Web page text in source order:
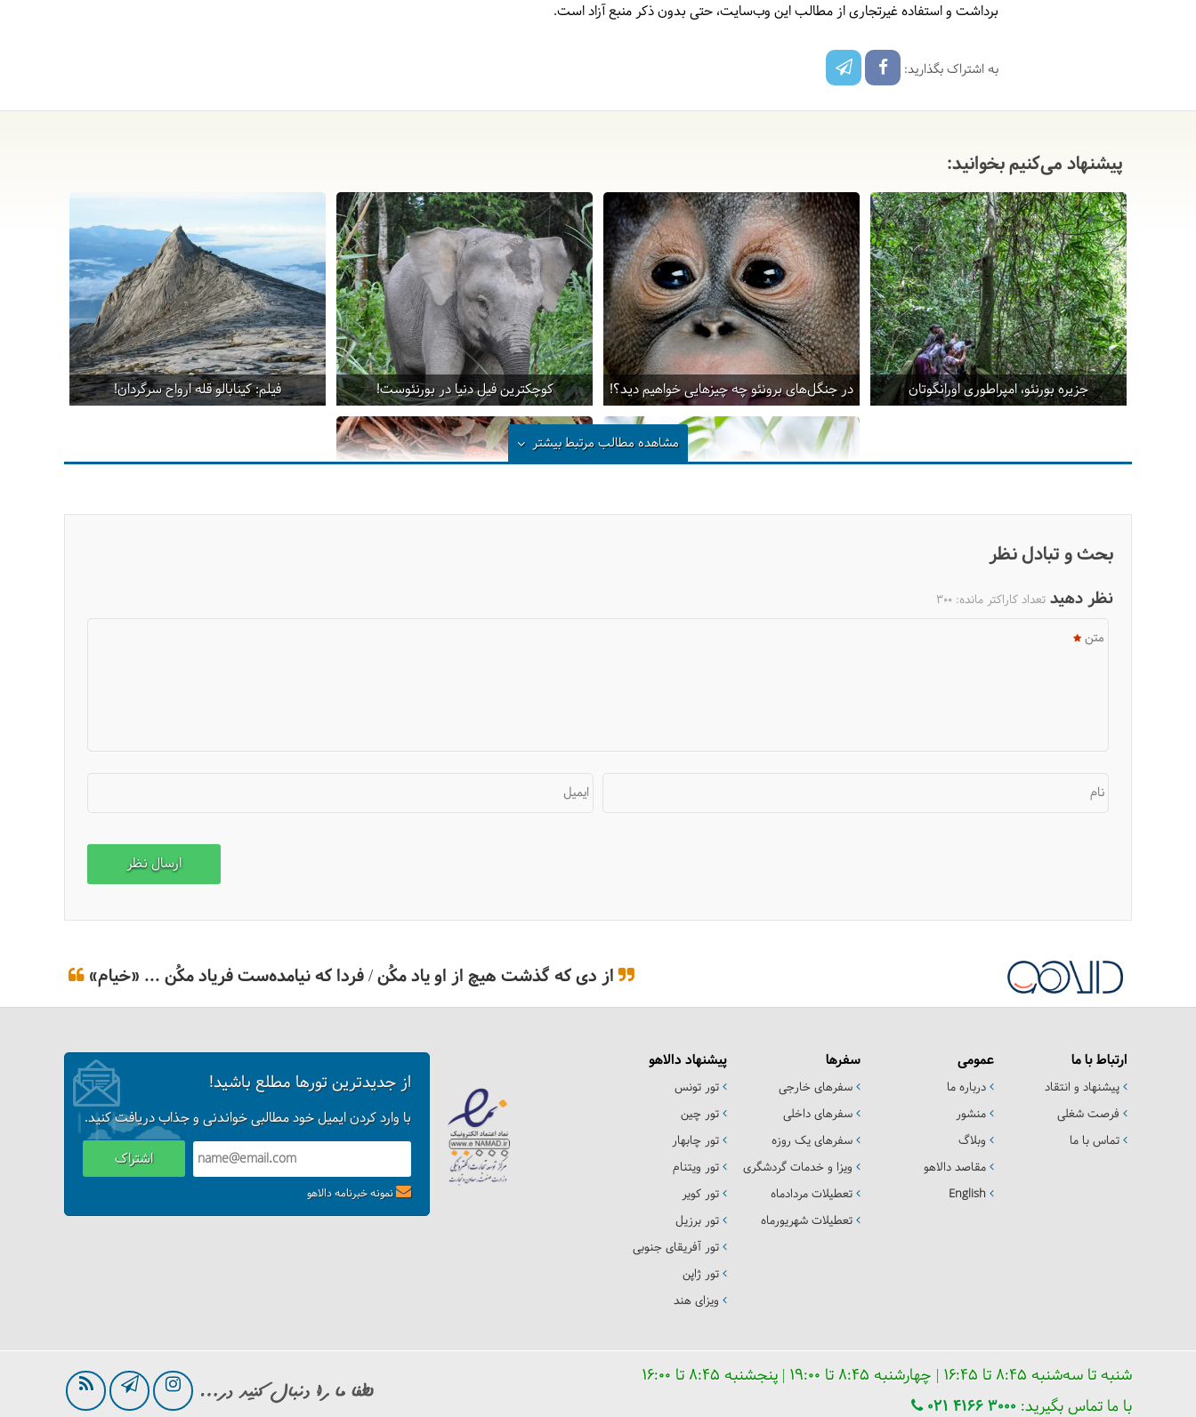
برداشت و استفاده غیرتجاری از مطالب این وب‌سایت، حتی بدون ذکر منبع آزاد است.
به اشتراک بگذارید:
پیشنهاد می‌کنیم بخوانید:
جزیره بورنئو، امپراطوری اورانگوتان در جنگل‌های برونئو چه چیز‌هایی خواهیم دید؟! کوچکترین فیل دنیا در بورنئو‌ست! فیلم: کینابالو قله ارواح سرگردان!
مشاهده مطالب مرتبطبیشتر
بحث و تبادل نظر
نظر دهید تعداد کاراکتر مانده: 300
متن
نام ایمیل
از دی که گذشت هیچ از او یاد مکُن / فردا که نیامده‌ست فریاد مکُن ... «خیام»
ارتباط با ما
پیشنهاد و انتقاد
فرصت شغلی
تماس با ما
عمومی
درباره ما
منشور
وبلاگ
مقاصد دالاهو
English
سفرها
سفرهای خارجی
سفرهای داخلی
سفرهای یک روزه
ویزا و خدمات گردشگری
تعطیلات مردادماه
تعطیلات شهریورماه
پیشنهاد دالاهو
تور تونس
تور چین
تور چابهار
تور ویتنام
تور کویر
تور برزیل
تور آفریقای جنوبی
تور ژاپن
ویزای هند
از جدیدترین تورها مطلع باشید!
با وارد کردن ایمیل خود مطالبی خواندنی و جذاب دریافت کنید.
اشتراک
نمونه خبرنامه دالاهو
شنبه تا سه‌شنبه ۸:۴۵ تا ۱۶:۴۵ | چهارشنبه ۸:۴۵ تا ۱۹:۰۰ | پنجشنبه ۸:۴۵ تا ۱۶:۰۰
با ما تماس بگیرید: 021 4166 3000